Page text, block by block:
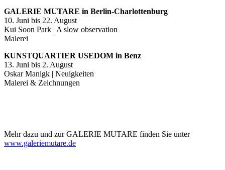
GALERIE MUTARE in Berlin-Charlottenburg
10. Juni bis 22. August
Kui Soon Park | A slow observation
Malerei
KUNSTQUARTIER USEDOM in Benz
13. Juni bis 2. August
Oskar Manigk | Neuigkeiten
Malerei & Zeichnungen
Mehr dazu und zur GALERIE MUTARE finden Sie unter
www.galeriemutare.de